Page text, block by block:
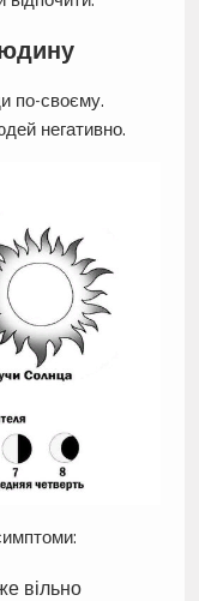
по-своєму.
негативно.
вільно